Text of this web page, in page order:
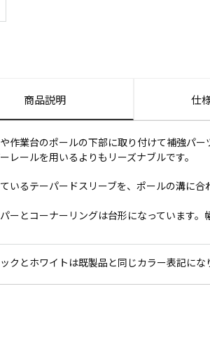
商品説明 仕
作業台のポールの下部に取り付けて補強パ
レールを用いるよりもリーズナブルです。
いるテーパードスリーブを、ポールの溝に
ーとコーナーリングは台形になっています。
クとホワイトは既製品と同じカラー表記にな